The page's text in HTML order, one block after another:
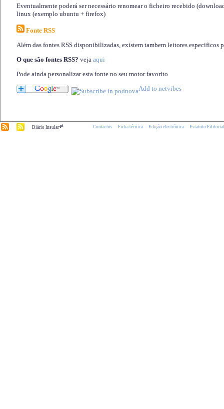
Eventualmente poderá ser necessário renomear o ficheiro recebido
linux (exemplo ubuntu + firefox)
Fonte RSS
Além das fontes RSS disponibilizadas, existem tambem leitores especificos
O que são fontes RSS? veja aqui
Pode ainda personalizar esta fonte no seu motor favorito
Diário Insular.pt Contactos Ficha técnica Edição electrónica Estatuto Editorial